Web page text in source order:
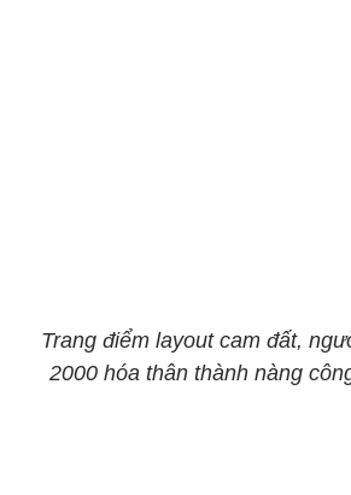
Trang điểm layout cam đất,
2000 hóa thân thành nàng